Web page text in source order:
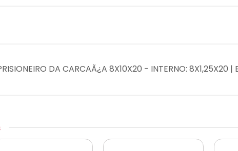
DA CARCAÃ¿A 8X10X20 - INTERNO: 8X1,25X20 |